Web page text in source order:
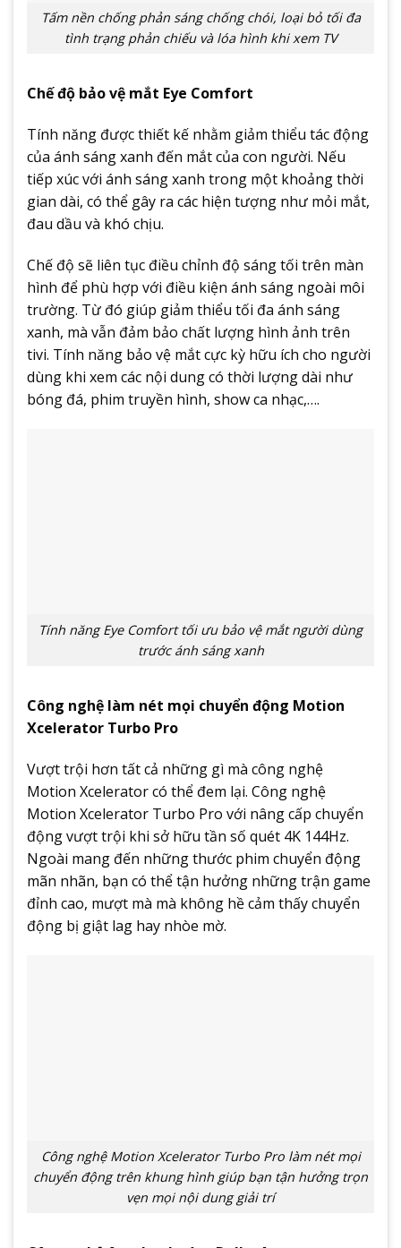
Tấm nền chống phản sáng chống chói, loại bỏ tối đa
tình trạng phản chiếu và lóa hình khi xem TV
Chế độ bảo vệ mắt Eye Comfort
Tính năng được thiết kế nhằm giảm thiểu tác động
của ánh sáng xanh đến mắt của con người. Nếu
tiếp xúc với ánh sáng xanh trong một khoảng thời
gian dài, có thể gây ra các hiện tượng như mỏi mắt,
đau dầu và khó chịu.
Chế độ sẽ liên tục điều chỉnh độ sáng tối trên màn
hình để phù hợp với điều kiện ánh sáng ngoài môi
trường. Từ đó giúp giảm thiểu tối đa ánh sáng
xanh, mà vẫn đảm bảo chất lượng hình ảnh trên
tivi. Tính năng bảo vệ mắt cực kỳ hữu ích cho người
dùng khi xem các nội dung có thời lượng dài như
bóng đá, phim truyền hình, show ca nhạc,….
Tính năng Eye Comfort tối ưu bảo vệ mắt người dùng
trước ánh sáng xanh
Công nghệ làm nét mọi chuyển động Motion
Xcelerator Turbo Pro
Vượt trội hơn tất cả những gì mà công nghệ
Motion Xcelerator có thể đem lại. Công nghệ
Motion Xcelerator Turbo Pro với nâng cấp chuyển
động vượt trội khi sở hữu tần số quét 4K 144Hz.
Ngoài mang đến những thước phim chuyển động
mãn nhãn, bạn có thể tận hưởng những trận game
đỉnh cao, mượt mà mà không hề cảm thấy chuyển
động bị giật lag hay nhòe mờ.
Công nghệ Motion Xcelerator Turbo Pro làm nét mọi
chuyển động trên khung hình giúp bạn tận hưởng trọn
vẹn mọi nội dung giải trí